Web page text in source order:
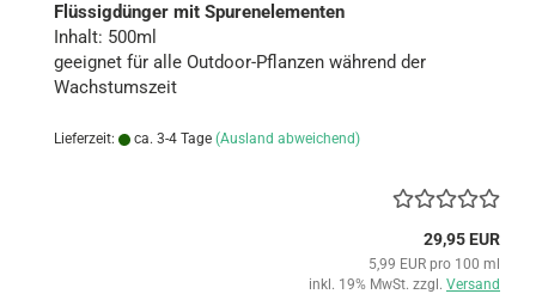
Flüs­sig­dün­ger mit Spu­ren­ele­men­ten
In­halt: 500ml
ge­eig­net für alle Outdoor-​Pflanzen wäh­rend der
Wachs­tums­zeit
Lieferzeit: ca. 3-4 Tage (Ausland abweichend)
29,95 EUR
5,99 EUR pro 100 ml
inkl. 19% MwSt. zzgl. Versand